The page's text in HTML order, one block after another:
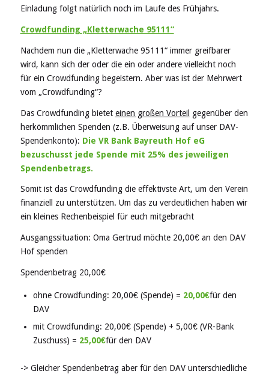
Einladung folgt natürlich noch im Laufe des Frühjahrs.
Crowdfunding „Kletterwache 95111“
Nachdem nun die „Kletterwache 95111“ immer greifbarer
wird, kann sich der oder die ein oder andere vielleicht noch
für ein Crowdfunding begeistern. Aber was ist der Mehrwert
vom „Crowdfunding“?
Das Crowdfunding bietet einen großen Vorteil gegenüber den
herkömmlichen Spenden (z.B. Überweisung auf unser DAV-
Spendenkonto): Die VR Bank Bayreuth Hof eG
bezuschusst jede Spende mit 25% des jeweiligen
Spendenbetrags.
Somit ist das Crowdfunding die effektivste Art, um den Verein
finanziell zu unterstützen. Um das zu verdeutlichen haben wir
ein kleines Rechenbeispiel für euch mitgebracht
Ausgangssituation: Oma Gertrud möchte 20,00€ an den DAV
Hof spenden
Spendenbetrag 20,00€
ohne Crowdfunding: 20,00€ (Spende) = 20,00€für den
DAV
mit Crowdfunding: 20,00€ (Spende) + 5,00€ (VR-Bank
Zuschuss) = 25,00€für den DAV
-> Gleicher Spendenbetrag aber für den DAV unterschiedliche